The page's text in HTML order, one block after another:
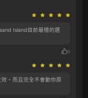
Island目前最穩的選
0
，而且完全不會動你原